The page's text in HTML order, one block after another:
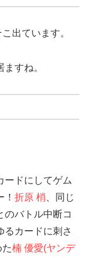
出ています。
すね。
ードにしてゲム
折原 梢 、同じ
のバトル中断コ
るカードに刺さ
楠 優愛(ヤンデ